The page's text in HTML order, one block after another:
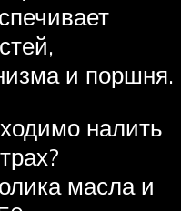
и поршня.
налить
масла и